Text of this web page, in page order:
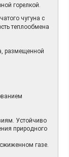
горелкой.
чугуна с
теплообмена
размещенной
Устойчиво
природного
газе.